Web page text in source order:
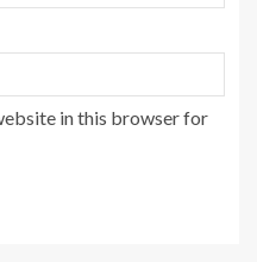
in this browser for